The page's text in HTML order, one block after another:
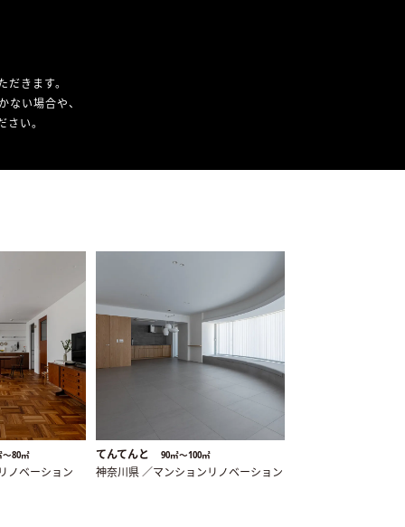
きます。
い場合や、
い。
〜80㎡
ノベーション
てんてんと 90㎡〜100㎡
神奈川県 ／マンションリノベーション